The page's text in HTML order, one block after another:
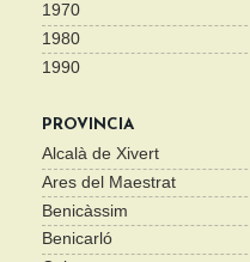
1970
1980
1990
PROVINCIA
Alcalà de Xivert
Ares del Maestrat
Benicàssim
Benicarló